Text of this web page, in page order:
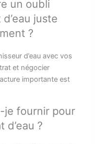
un oubli
juste
?
d’eau avec vos
et négocier
importante est
je fournir pour
d’eau ?